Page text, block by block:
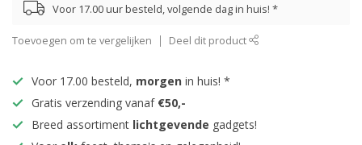
Voor 17.00 uur besteld, volgende dag in huis! *
Toevoegen om te vergelijken Deel dit product
Voor 17.00 besteld, morgen in huis! *
Gratis verzending vanaf €50,-
Breed assortiment lichtgevende gadgets!